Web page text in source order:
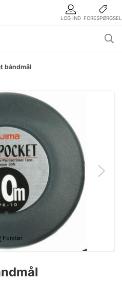
LOG IND FORESPØRGSEL
båndmål
Forstør